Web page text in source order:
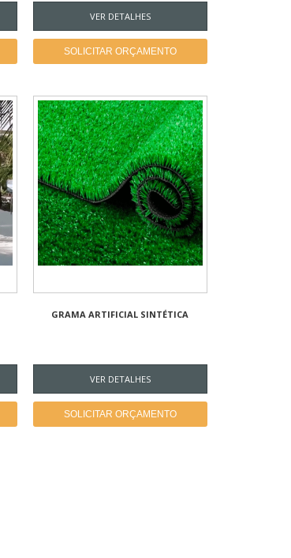
VER DETALHES
SOLICITAR ORÇAMENTO
GRAMA ARTIFICIAL SINTÉTICA
VER DETALHES
SOLICITAR ORÇAMENTO